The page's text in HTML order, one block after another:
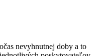
nevyhnutnej doby a to